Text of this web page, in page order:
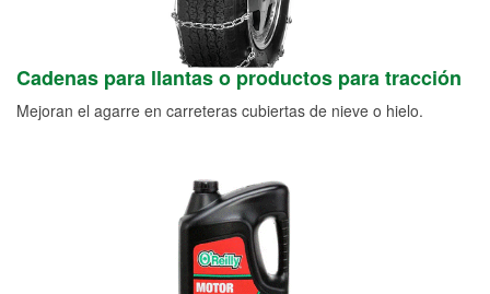
Cadenas para llantas o productos para tracción
Mejoran el agarre en carreteras cubiertas de nieve o hielo.